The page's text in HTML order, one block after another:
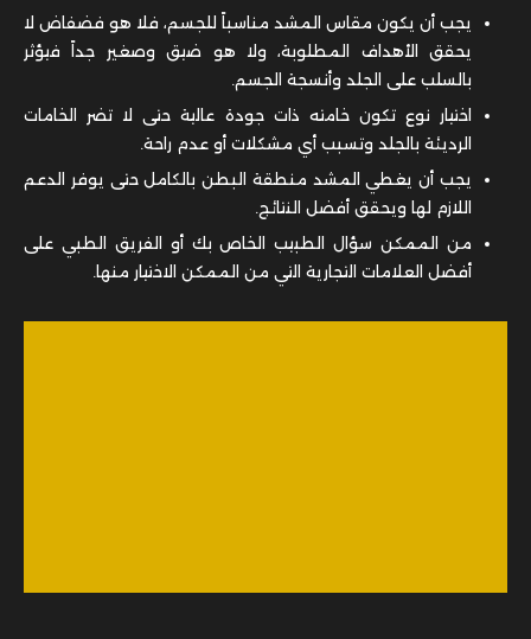
يجب أن يكون مقاس المشد مناسباً للجسم، فلا هو فضفاض لا
يحقق الأهداف المطلوبة، ولا هو ضيق وصغير جداً فيؤثر
بالسلب على الجلد وأنسجة الجسم.
اختيار نوع تكون خامته ذات جودة عالية حتى لا تضر الخامات
الرديئة بالجلد وتسبب أي مشكلات أو عدم راحة.
يجب أن يغطي المشد منطقة البطن بالكامل حتى يوفر الدعم
اللازم لها ويحقق أفضل النتائج.
من الممكن سؤال الطبيب الخاص بك أو الفريق الطبي على
أفضل العلامات التجارية التي من الممكن الاختيار منها.